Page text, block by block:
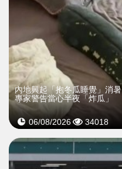
內地興起「抱冬瓜睡覺」消暑
專家警告當心半夜「炸瓜」
06/08/2026 34018